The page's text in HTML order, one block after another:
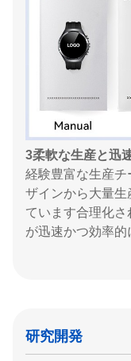
3柔軟な生産と迅
経験豊富な生産
ザインから大量生
ています合理化
が迅速かつ効率
研究開発